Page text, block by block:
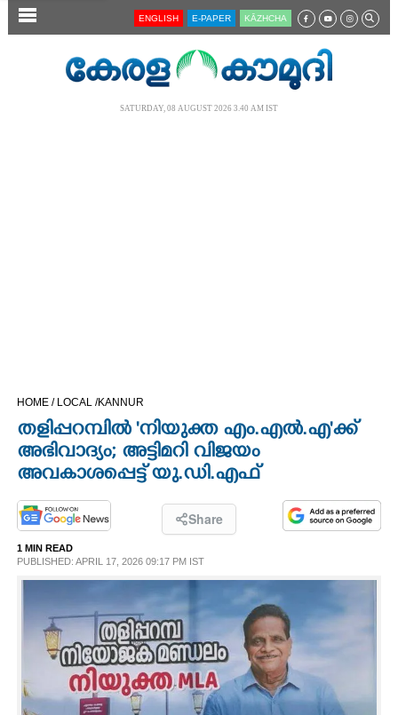
SECTIONS
OPINION
PHOTOS
LIFESTYLE
SPIRITUAL
ENGLISH E-PAPER KĀZHCHA
SATURDAY, 08 AUGUST 2026 3.40 AM IST
HOME / LOCAL /KANNUR
തളിപ്പറമ്പിൽ 'നിയുക്ത എം.എൽ.എ'ക്ക്
അഭിവാദ്യം; അട്ടിമറി വിജയം
അവകാശപ്പെട്ട് യു.ഡി.എഫ്
Share
1 MIN READ
PUBLISHED: APRIL 17, 2026 09:17 PM IST